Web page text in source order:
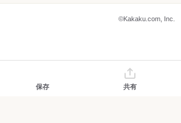
©Kakaku.com, Inc.
保存 共有